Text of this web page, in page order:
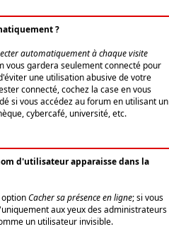
?
automatiquement à chaque visite
vous gardera seulement connecté pour
une utilisation abusive de votre
connecté, cochez la case en vous
si vous accédez au forum en utilisant un
cybercafé, université, etc.
d'utilisateur apparaisse dans la
optionCacher sa présence en ligne; si vous
aux yeux des administrateurs
un utilisateur invisible.